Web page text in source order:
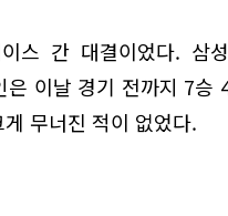
스 간 대결이었다. 삼
이날 경기 전까지 7승
무너진 적이 없었다.